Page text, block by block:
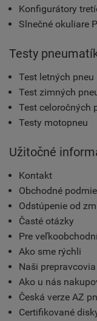
Konfigurátory
Slnečné okuliare
Testy
Test letných pneu
Test zimných
Test celoročných
Testy motopneu
Užitočné
Kontakt
Obchodné
Odstúpenie od
Časté otázky
Pre
Ako sme rýchli
Naši prepravcovia
Ako u nás
Česká verze AZ
Certifikované